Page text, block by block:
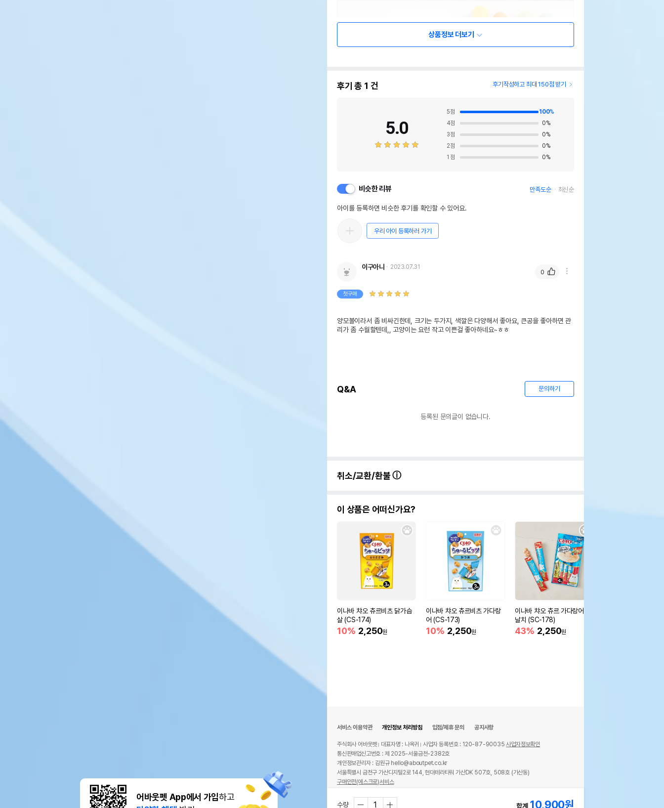
어바웃펫 App에서 가입하고
상품정보 더보기
후기 총 1 건 후기작성하고 최대 150점 받기
5.0
5점 100%
4점 0%
3점 0%
2점 0%
1 점 0%
비슷한 리뷰 만족도순 최신순
아이를 등록하면 비슷한 후기를 확인할 수 있어요.
우리 아이 등록하러 가기
이구아나 2023.07.31
첫구매
양모볼이라서 좀 비싸긴한데, 크기는 두가지, 색깔은 다양해서 좋아요, 큰공을 좋아하면 관
리가 좀 수월할텐데,, 고양이는 요런 작고 이쁜걸 좋아하네요~ㅎㅎ
0
Q&A 문의하기
등록된 문의글이 없습니다.
취소/교환/환불
이 상품은 어떠신가요?
이나바 챠오 츄르비츠 닭가슴
살 (CS-174)
10% 2,250원
이나바 챠오 츄르비츠 가다랑
어 (CS-173)
10% 2,250원
이나바 챠오 츄르 가다랑어&
날치 (SC-178)
43% 2,250원
수량 합계 10,900원
서비스 이용약관 개인정보 처리방침 입점/제휴 문의 공지사항
주식회사 어바웃펫 대표자명 : 나옥귀 사업자 등록번호 : 120-87-90035사업자정보확인
통신판매업신고번호 : 제 2025-서울금천-2382호
개인정보관리자 : 김원규 hello@aboutpet.co.kr
서울특별시 금천구 가산디지털2로 144, 현대테라타워 가산DK 507호, 508호 (가산동)
구매안전(에스크로)서비스